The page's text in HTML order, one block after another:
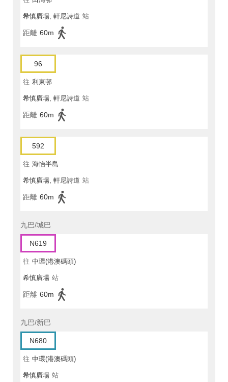
希慎廣場, 軒尼詩道 站
距離 60m
96
往 利東邨
希慎廣場, 軒尼詩道 站
距離 60m
592
往 海怡半島
希慎廣場, 軒尼詩道 站
距離 60m
九巴/城巴
N619
往 中環(港澳碼頭)
希慎廣場 站
距離 60m
九巴/新巴
N680
往 中環(港澳碼頭)
希慎廣場 站